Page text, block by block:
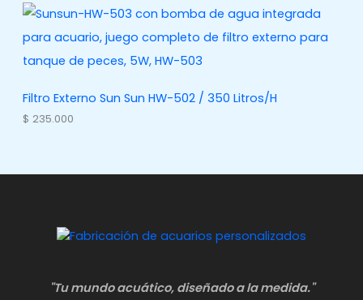
Filtro Externo Sun Sun HW-502 / 350 Litros/H
$ 235.000
"Tu mundo acuático, diseñado a la medida."